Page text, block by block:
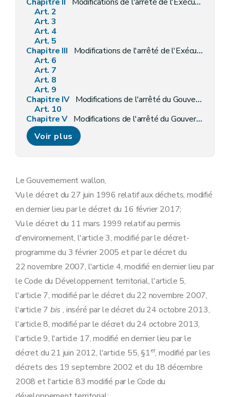
Art. 2
Art. 3
Art. 4
Art. 5
Chapitre III
Modifications de l'arrêté de l'Exécutif régional wallon du 9 avril 1992 relatif aux huiles usagées
Art. 6
Art. 7
Art. 8
Art. 9
Chapitre IV Modifications de l'arrêté du Gouvernement wallon du 21 octobre 1993 relatif aux déchets animaux
Art. 10
Chapitre V Modifications de l'arrêté du Gouvernement wallon du 30 juin 1994 relatif aux déchets d'activités hospitalières et de soins de santé
Art. 11
Art. 12
Art. 13
Chapitre VII Modification de l'arrêté du Gouvernement wallon du 30 novembre 1995 relatif à la gestion des matières enlevées du lit et des berges des cours et plans d'eau du fait de travaux de dragage ou de curage
Chapitre VIII Modifications de l'arrêté du Gouvernement wallon du 25 juillet 1996 établissant les règles de l'étude des incidences sur l'environnement et de l'enquête publique relatives au plan des centres d'enfouissement technique
Art. 16
Chapitre IX
Modifications de l'arrêté du Gouvernement wallon du 10 juillet 1997 établissant un catalogue des déchets
Art. 18
Art. 20
Chapitre X Modifications de l'arrêté du Gouvernement wallon du 5 novembre 1998 relatif aux règles d'indemnisation par la Région wallonne des dommages causés par des déchets
Art. 22
Art. 23
Chapitre XI
Modifications de l'arrêté du Gouvernement wallon du 25 mars 1999 relatif à l'élimination des polychlorobiphényles et des polychloroterphényles
Art. 24
Art. 25
Art. 26
Chapitre XII
Modification de l'arrêté du Gouvernement wallon du 27 mai 1999 relatif à la mission de laboratoire de référence en matière d'eau, d'air et de déchets de l'Institut scientifique de Service public
Art. 27
Chapitre XIII
Abrogation de l'arrêté du Gouvernement wallon du 10 juin 1999 relatif à l'Office wallon des déchets
Art. 28
Chapitre XIV Modifications de l'arrêté du Gouvernement wallon du 16 novembre 2000 portant exécution du décret du 6 mai 1999 relatif à l'établissement, au recouvrement et au contentieux en matière de taxes régionales wallonnes
Art. 29
Voir plus
Le Gouvernement wallon,
Vu le décret du 27 juin 1996 relatif aux déchets, modifié
en dernier lieu par le décret du 16 février 2017;
Vu le décret du 11 mars 1999 relatif au permis
d'environnement, l'article 3, modifié par le décret-
programme du 3 février 2005 et par le décret du
22 novembre 2007, l'article 4, modifié en dernier lieu par
le Code du Développement territorial, l'article 5,
l'article 7, modifié par le décret du 22 novembre 2007,
l'article 7 bis , inséré par le décret du 24 octobre 2013,
l'article 8, modifié par le décret du 24 octobre 2013,
l'article 9, l'article 17, modifié en dernier lieu par le
décret du 21 juin 2012, l'article 55, §1er, modifié par les
décrets des 19 septembre 2002 et du 18 décembre
2008 et l'article 83 modifié par le Code du